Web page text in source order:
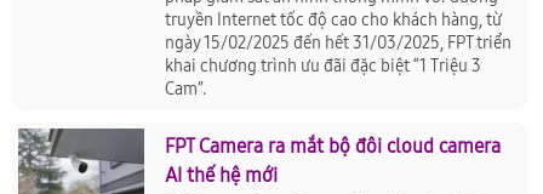
truyền Internet tốc độ cao cho khách hàng, từ
ngày 15/02/2025 đến hết 31/03/2025, FPT triển
khai chương trình ưu đãi đặc biệt “1 Triệu 3
Cam”.
FPT Camera ra mắt bộ đôi cloud camera
AI thế hệ mới